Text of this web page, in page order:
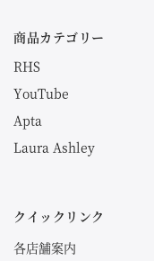
商品カテゴリー
RHS
YouTube
Apta
Laura Ashley
クイックリンク
各店舗案内